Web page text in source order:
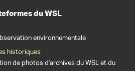
du WSL
environnementale
historiques
de photos d'archives du WSL et du